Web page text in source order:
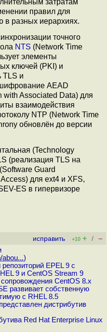
правил для
в разных иерархиях.
точного
NTS (Network Time
элементы
ключей (PKI) и
TLS и
AEAD
with Associated Data) для
взаимодействия
NTP (Network Time
обновлён до версии
(Technology
(реализация TLS на
Guard
для ext4 и XFS,
ES в гипервизоре
исправить +10 + / –
abou...)
EPEL 9 с
9 и CentOS Stream 9
CentOS 8.x
развивает собственную
с RHEL 8.5
дистрибутив
Red Hat Enterprise Linux